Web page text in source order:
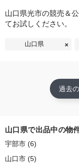
山口県光市の競売＆
てお試しください。
山口県
過去
山口県で出品中の物
宇部市 (6)
山口市 (5)